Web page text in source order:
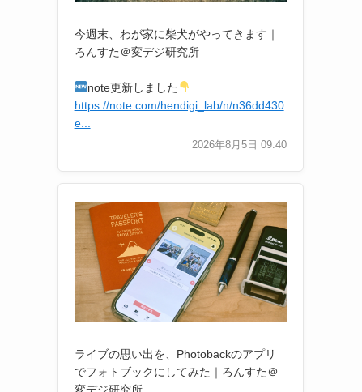
今週末、わが家に柴犬がやってきます｜
ろんすた＠変デジ研究所
note更新しました
https://note.com/hendigi_lab/n/n36dd430
e...
2026年8月5日 09:40
ライブの思い出を、Photobackのアプリ
でフォトブックにしてみた｜ろんすた＠
変デジ研究所